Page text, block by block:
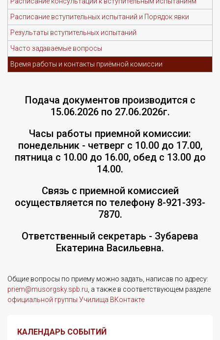
Расписание вступительных испытаний и Порядок явки
Результаты вступительных испытаний
Часто задаваемые вопросы
Время работы и контакты приёмной комиссии
Подача документов производится с
15.06.2026 по 27.06.2026г.
Часы работы приемной комиссии:
понедельник - четверг с 10.00 до 17.00,
пятница с 10.00 до 16.00, обед с 13.00 до
14.00.
Связь с приемной комиссией
осуществляется по телефону 8-921-393-
7870.
Ответственный секретарь - Зубарева
Екатерина Васильевна.
Общие вопросы по приему можно задать, написав по адресу:
priem@musorgsky.spb.ru , а также в соответствующем разделе
официальной группы Училища ВКонтакте
КАЛЕНДАРЬ СОБЫТИЙ